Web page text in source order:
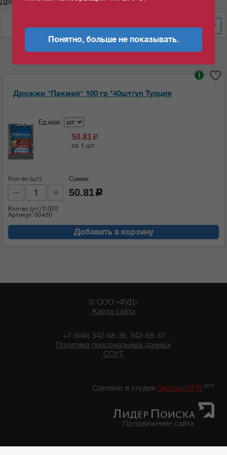
Дрожжи "Пакмай" 100 гр *40шт/уп Турция
i
Ед.изм:
50.81c
за 1 шт
Кол-во (шт):
Кол-во (уп.) 0.025
Артикул: 00450
Сумма:
50.81 c
Добавить в корзину
© ООО «ФУД»
Карта сайта
+7 (846) 342-68-36, 342-68-37
Политика персональных данных
СОУТ
Сделано в студии Экстил-ПРО 2015
Продвижение сайта
Понятно, больше не показывать.